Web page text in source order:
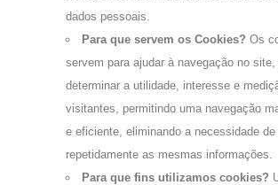
dados pessoais.
Para que servem os Cookies? Os
servem para ajudar à navegação no site,
determinar a utilidade, interesse e
visitantes, permitindo uma navegação
e eficiente, eliminando a necessidade
repetidamente as mesmas informações.
Para que fins utilizamos cookies?